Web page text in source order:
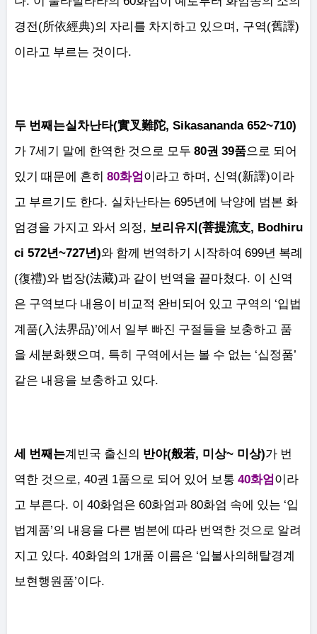
경전 (所依經典)의 자리를 차지하고 있으며 , 구역(舊譯)
이라고 부르는 것이다.
두 번째는실차난타(實叉難陀, Sikasananda 652~710)
가 7세기 말에 한역한 것으로 모두 80권 39품으로 되어
있기 때문에 흔히 80화엄 이라고 하며 , 신역(新譯)이라
고 부르기도 한다. 실차난타는 695년에 낙양에 범본 화
엄경을 가지고 와서 의정, 보리유지 (菩提流支, Bodhiru
ci 572년~727년)와 함께 번역하기 시작하여 699년 복례
(復禮)와 법장(法藏)과 같이 번역을 끝마쳤다. 이 신역
은 구역보다 내용이 비교적 완비되어 있고 구역의 ‘입법
계품(入法界品)’에서 일부 빠진 구절들을 보충하고 품
을 세분화했으며 , 특히 구역에서는 볼 수 없는 ‘십정품’
같은 내용을 보충하고 있다.
세 번째는계빈국 출신의 반야(般若, 미상~ 미상)가 번
역한 것으로, 40권 1품으로 되어 있어 보통 40화엄 이라
고 부른다. 이 40화엄은 60화엄과 80화엄 속에 있는 ‘입
법계품’의 내용을 다른 범본에 따라 번역한 것으로 알려
지고 있다. 40화엄의 1개품 이름은 ‘입불사의해탈경계
보현행원품’이다.